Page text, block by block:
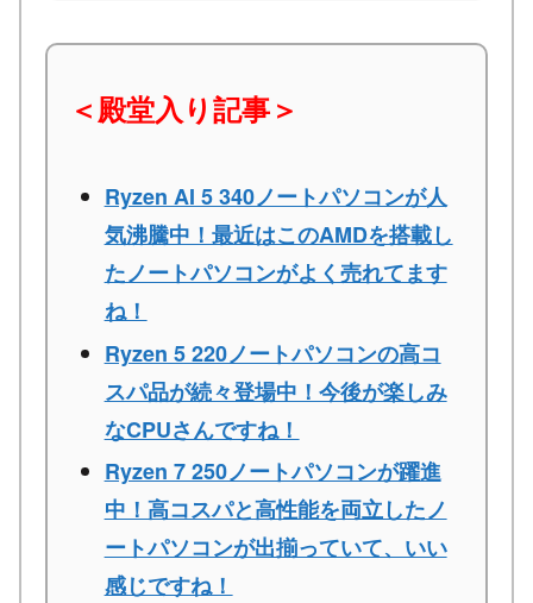
＜殿堂入り記事＞
Ryzen AI 5 340ノートパソコンが人
気沸騰中！最近はこのAMDを搭載し
たノートパソコンがよく売れてます
ね！
Ryzen 5 220ノートパソコンの高コ
スパ品が続々登場中！今後が楽しみ
なCPUさんですね！
Ryzen 7 250ノートパソコンが躍進
中！高コスパと高性能を両立したノ
ートパソコンが出揃っていて、いい
感じですね！